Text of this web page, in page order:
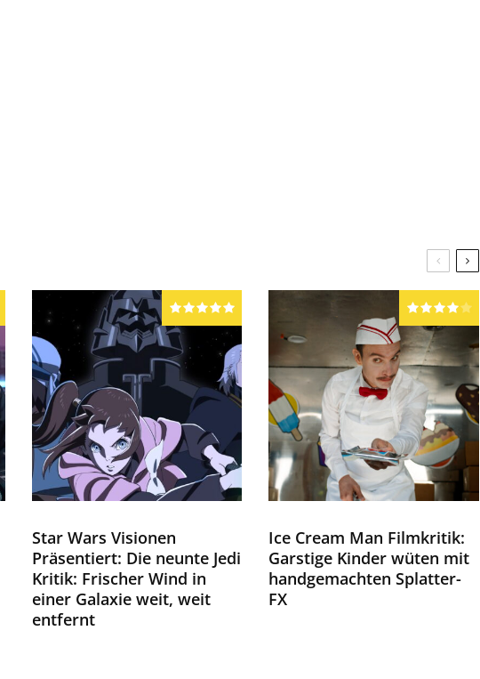
Star Wars Visionen
Präsentiert: Die neunte Jedi
Kritik: Frischer Wind in
einer Galaxie weit, weit
entfernt
Ice Cream Man Filmkritik:
Garstige Kinder wüten mit
handgemachten Splatter-
FX